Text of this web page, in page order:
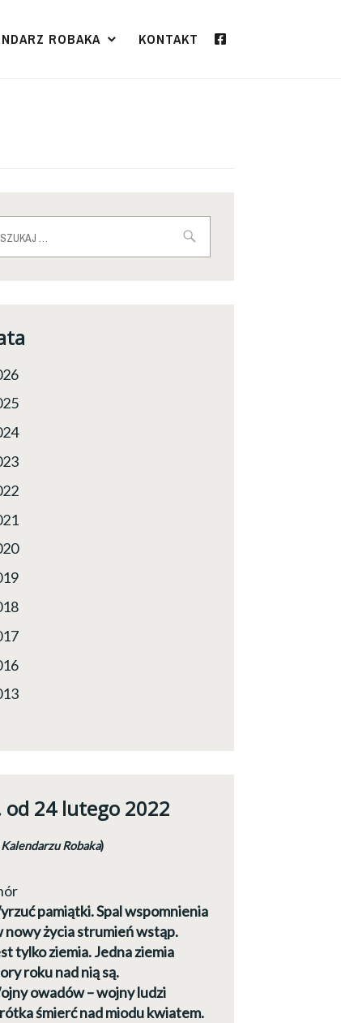
ROBAKA KONTAKT
od 24 lutego 2022
Kalendarzu Robaka)
pamiątki. Spal wspomnienia
nowy życia strumień wstąp.
tylko ziemia. Jedna ziemia
roku nad nią są.
owadów – wojny ludzi
śmierć nad miodu kwiatem.